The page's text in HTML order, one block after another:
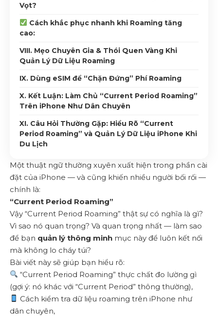
Vọt?
Cách khắc phục nhanh khi Roaming tăng
cao:
VIII. Mẹo Chuyên Gia & Thói Quen Vàng Khi
Quản Lý Dữ Liệu Roaming
IX. Dùng eSIM để “Chặn Đứng” Phí Roaming
X. Kết Luận: Làm Chủ “Current Period Roaming”
Trên iPhone Như Dân Chuyên
XI. Câu Hỏi Thường Gặp: Hiểu Rõ “Current
Period Roaming” và Quản Lý Dữ Liệu iPhone Khi
Du Lịch
Một thuật ngữ thường xuyên xuất hiện trong phần cài
đặt của iPhone — và cũng khiến nhiều người bối rối —
chính là:
“Current Period Roaming”
Vậy “Current Period Roaming” thật sự có nghĩa là gì?
Vì sao nó quan trọng? Và quan trọng nhất — làm sao
để bạn quản lý thông minh mục này để luôn kết nối
mà không lo cháy túi?
Bài viết này sẽ giúp bạn hiểu rõ:
“Current Period Roaming” thực chất đo lường gì
(gợi ý: nó khác với “Current Period” thông thường),
Cách kiểm tra dữ liệu roaming trên iPhone như
dân chuyên,